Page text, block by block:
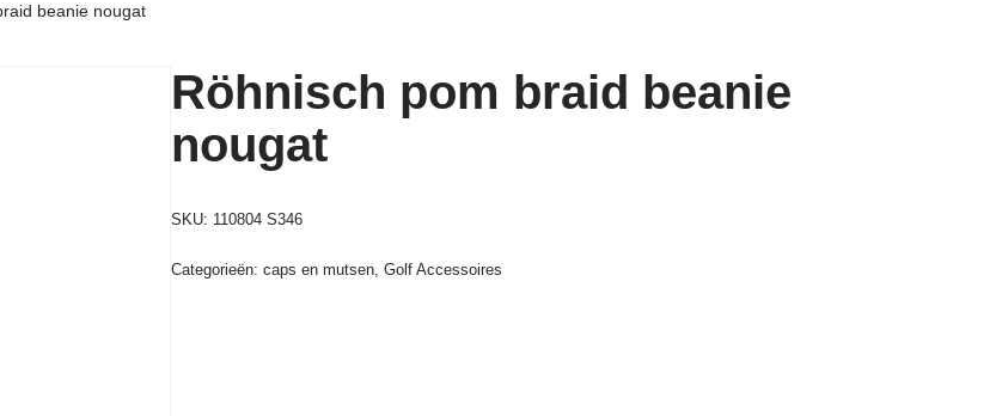
beanie nougat
Röhnisch pom braid beanie
nougat
SKU: 110804 S346
Categorieën:caps en mutsen,Golf Accessoires